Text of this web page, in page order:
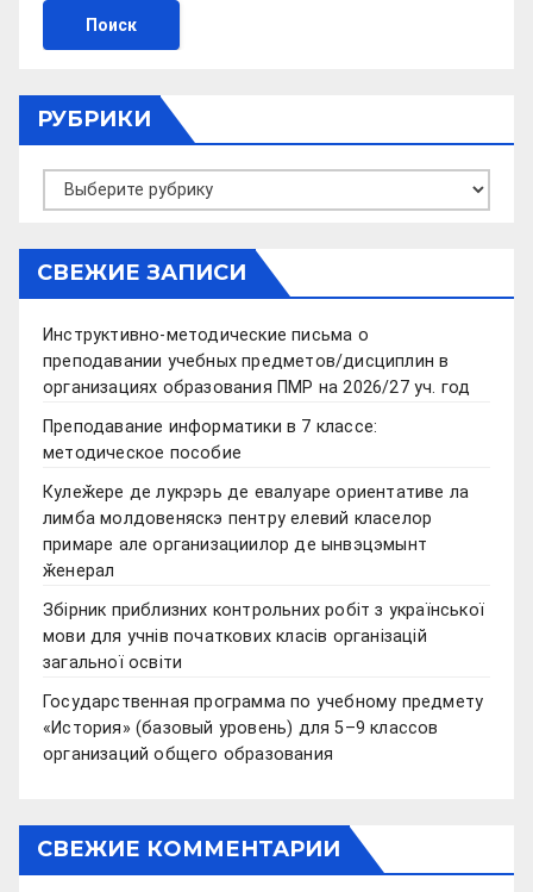
РУБРИКИ
Рубрики
СВЕЖИЕ ЗАПИСИ
Инструктивно-методические письма о
преподавании учебных предметов/дисциплин в
организациях образования ПМР на 2026/27 уч. год
Преподавание информатики в 7 классе:
методическое пособие
Кулеӂере де лукрэрь де евалуаре ориентативе ла
лимба молдовеняскэ пентру елевий класелор
примаре але организациилор де ынвэцэмынт
ӂенерал
Збірник приблизних контрольних робіт з української
мови для учнів початкових класів організацій
загальної освіти
Государственная программа по учебному предмету
«История» (базовый уровень) для 5–9 классов
организаций общего образования
СВЕЖИЕ КОММЕНТАРИИ